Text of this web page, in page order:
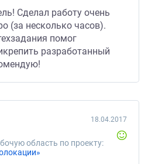
Сделал работу очень
(за несколько часов).
помог
разработанный
область по проекту:
18.04.2017